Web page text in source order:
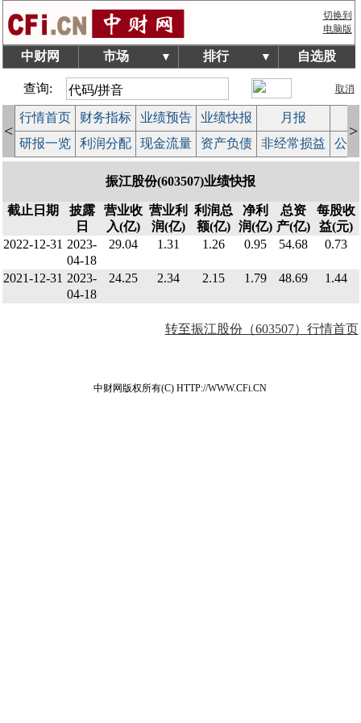
切换到
电脑版
中财网 市场 ▼ 排行 ▼ 自选股
查询: 取消
<
行情首页 财务指标 业绩预告 业绩快报 月报
研报一览
利润分配 现金流量 资产负债 非经常损益 公
>
振江股份(603507)业绩快报
截止日期
披露
日
营业收
入(亿)
营业利
润(亿)
利润总
额(亿)
净利
润(亿)
总资
产(亿)
每股收
益(元)
2022-12-31 2023-
04-18
29.04 1.31 1.26 0.95 54.68 0.73
2021-12-31 2023-
04-18
24.25 2.34 2.15 1.79 48.69 1.44
转至振江股份（603507）行情首页
中财网版权所有(C) HTTP://WWW.CFi.CN